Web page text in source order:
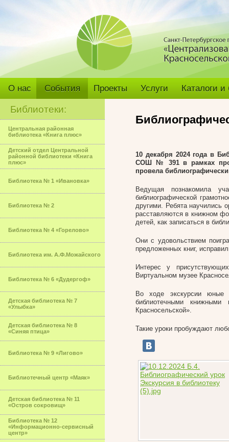
О нас События Проекты Услуги Каталоги
Библиотеки:
Центральная районная
библиотека «Книга плюс»
Детский отдел Центральной
районной библиотеки «Книга
плюс»
Библиотека № 1 «Ивановка»
Библиотека № 2
Библиотека № 4 «Горелово»
Библиотека им. А.Ф.Можайского
Библиотека № 6 «Дудергоф»
Детская библиотека № 7
«Улыбка»
Детская библиотека № 8
«Синяя птица»
Библиотека № 9 «Лигово»
Библиотечный центр «Маяк»
Детская библиотека № 11
«Остров сокровищ»
Библиотека № 12
«Информационно-сервисный
центр»
10 декабря 2024 года в
СОШ № 391 в рамках
провела
Ведущая познакомила
библиографической
другими. Ребята научились
расставляются в книжном
детей, как записаться в
Они с удовольствием
предложенных книг,
Интерес у
Виртуальном музее
Во ходе экскурсии юные
библиотечными
Красносельской».
Такие уроки пробуждают